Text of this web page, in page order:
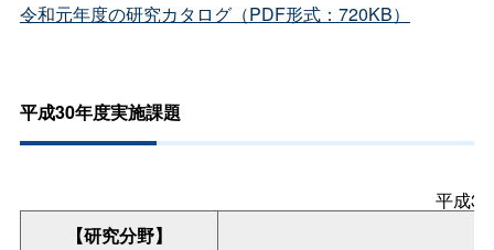
令和元年度の研究カタログ（PDF形式：720KB）
平成30年度実施課題
平成
【研究分野】